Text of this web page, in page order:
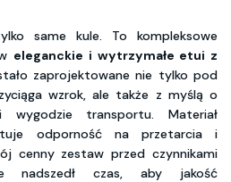
same kule. To kompleksowe
eleganckie i wytrzymałe etui z
zaprojektowane nie tylko pod
wzrok, ale także z myślą o
wygodzie transportu. Materiał
odporność na przetarcia i
cenny zestaw przed czynnikami
nadszedł czas, aby jakość